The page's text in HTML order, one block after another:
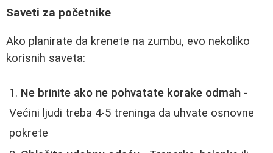
Saveti za početnike
Ako planirate da krenete na zumbu, evo nekoliko
korisnih saveta:
Ne brinite ako ne pohvatate korake odmah -
Većini ljudi treba 4-5 treninga da uhvate osnovne
pokrete